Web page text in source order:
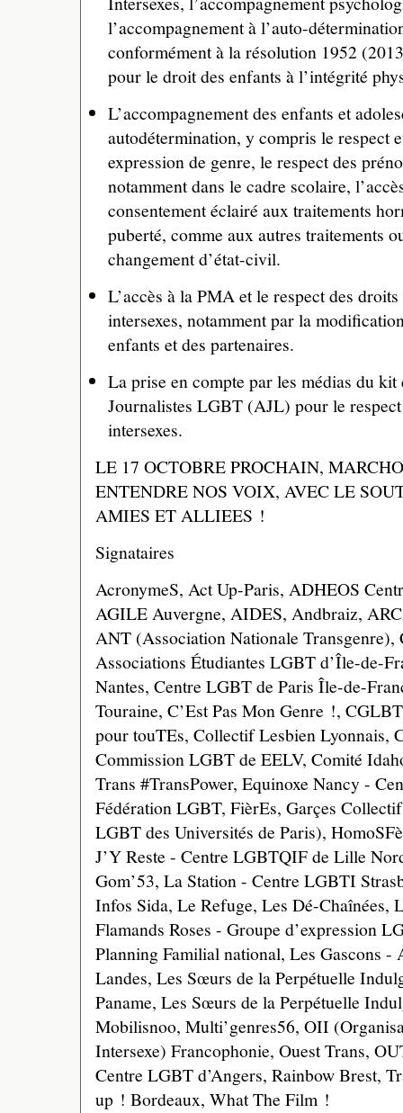
l’accompagnement à l’auto-
conformément à la résolution 1952
pour le droit des enfants à l’intégrité
L’accompagnement des enfants et
autodétermination, y compris le respect
expression de genre, le respect des
notamment dans le cadre scolaire,
consentement éclairé aux traitements
puberté, comme aux autres traitements
changement d’état-civil.
L’accès à la PMA et le respect des
intersexes, notamment par la
enfants et des partenaires.
La prise en compte par les médias du kit
Journalistes LGBT (AJL) pour le
intersexes.
LE 17 OCTOBRE PROCHAIN,
ENTENDRE NOS VOIX, AVEC LE
AMIES ET ALLIEES !
Signataires
AcronymeS, Act Up-Paris, ADHEOS
AGILE Auvergne, AIDES, Andbraiz,
ANT (Association Nationale
Associations Étudiantes LGBT d’Île-de-
Nantes, Centre LGBT de Paris Île-de-
Touraine, C’Est Pas Mon Genre !,
pour touTEs, Collectif Lesbien Lyonnais,
Commission LGBT de EELV, Comité
Trans #TransPower, Equinoxe Nancy -
Fédération LGBT, FièrEs, Garçes
LGBT des Universités de Paris),
J’Y Reste - Centre LGBTQIF de Lille
Gom’53, La Station - Centre LGBTI
Infos Sida, Le Refuge, Les Dé-Chaînées,
Flamands Roses - Groupe d’expression
Planning Familial national, Les Gascons
Landes, Les Sœurs de la Perpétuelle
Paname, Les Sœurs de la Perpétuelle
Mobilisnoo, Multi’genres56, OII
Intersexe) Francophonie, Ouest Trans,
Centre LGBT d’Angers, Rainbow Brest,
up ! Bordeaux, What The Film !